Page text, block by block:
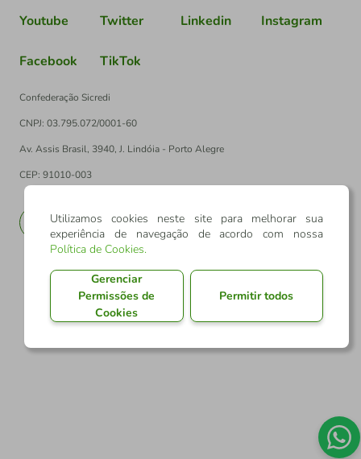
Youtube Twitter Linkedin Instagram
Facebook TikTok
Confederação Sicredi
CNPJ: 03.795.072/0001-60
Av. Assis Brasil, 3940, J. Lindóia - Porto Alegre
CEP: 91010-003
EN
Utilizamos cookies neste site para melhorar sua
experiência de navegação de acordo com nossa
Política de Cookies.
Gerenciar
Permissões de
Cookies
Permitir todos